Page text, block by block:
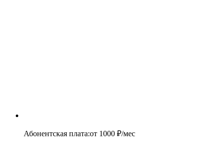
Абонентская плата:от 1000 ₽/мес